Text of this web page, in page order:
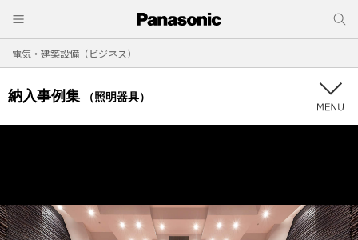
電気・建築設備（ビジネス）
納入事例集 （照明器具）